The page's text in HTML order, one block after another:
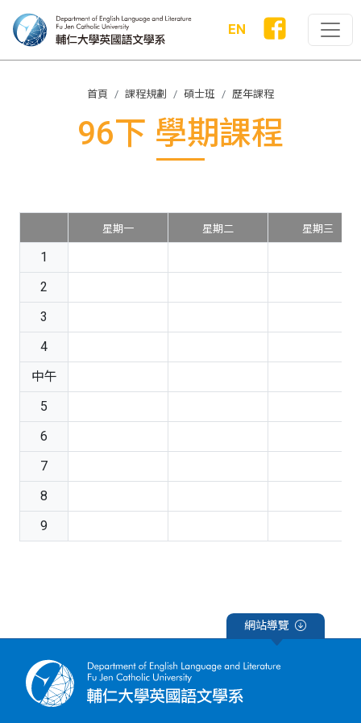
EN
首頁 課程規劃 碩士班 歷年課程
96下 學期課程
星期一 星期二 星期三
1
2
3
4
中午
5
6
7
8
9
網站導覽